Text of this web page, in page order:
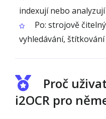
indexují nebo analyzují
Po: strojově
vyhledávání,
Proč
i2OCR pro